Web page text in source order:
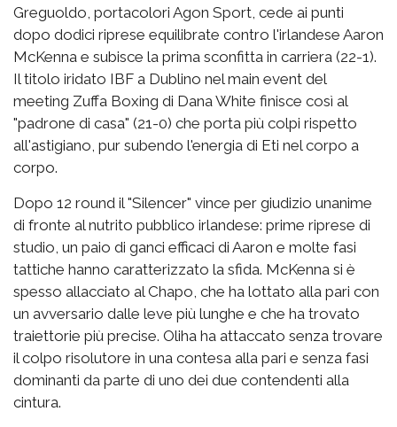
Greguoldo, portacolori Agon Sport, cede ai punti
dopo dodici riprese equilibrate contro l'irlandese Aaron
McKenna e subisce la prima sconfitta in carriera (22-1).
Il titolo iridato IBF a Dublino nel main event del
meeting Zuffa Boxing di Dana White finisce così al
"padrone di casa" (21-0) che porta più colpi rispetto
all'astigiano, pur subendo l'energia di Eti nel corpo a
corpo.
Dopo 12 round il "Silencer" vince per giudizio unanime
di fronte al nutrito pubblico irlandese: prime riprese di
studio, un paio di ganci efficaci di Aaron e molte fasi
tattiche hanno caratterizzato la sfida. McKenna si è
spesso allacciato al Chapo, che ha lottato alla pari con
un avversario dalle leve più lunghe e che ha trovato
traiettorie più precise. Oliha ha attaccato senza trovare
il colpo risolutore in una contesa alla pari e senza fasi
dominanti da parte di uno dei due contendenti alla
cintura.